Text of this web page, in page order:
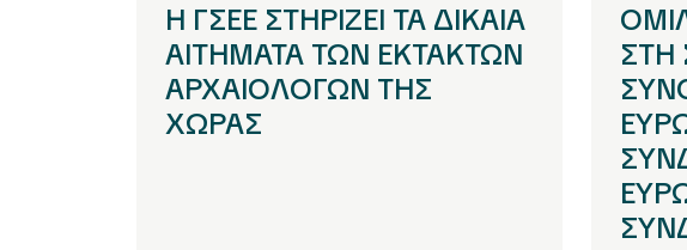
Η ΓΣΕΕ ΣΤΗΡΙΖΕΙ ΤΑ ΔΙΚΑΙΑ
ΑΙΤΗΜΑΤΑ ΤΩΝ ΕΚΤΑΚΤΩΝ
ΑΡΧΑΙΟΛΟΓΩΝ ΤΗΣ
ΧΩΡΑΣ
ΣΤΗ